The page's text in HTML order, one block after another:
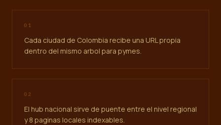
0 1
Cada ciudad de Colombia recibe una URL propia
dentro del mismo arbol para pymes.
02
El hub nacional sirve de puente entre el nivel regional
y 8 paginas locales indexables.